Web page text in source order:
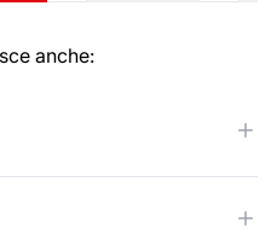
reference)
anche: